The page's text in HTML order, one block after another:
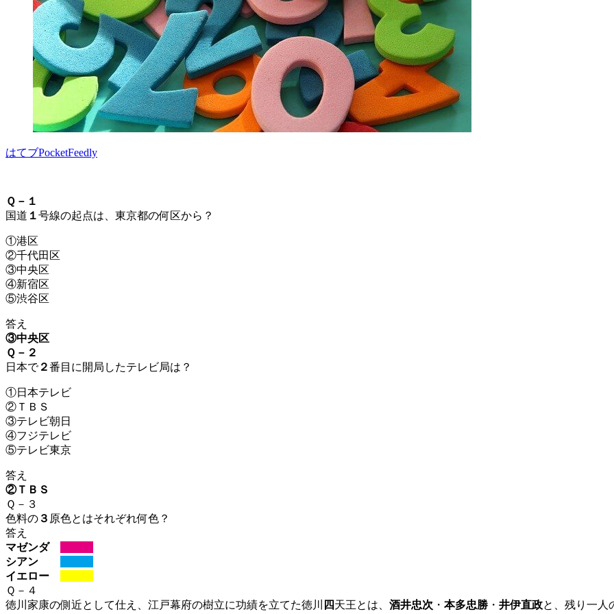
はてブPocketFeedly
Ｑ－１
国道 １号線の起点は、東京都の何区から？
①港区
②千代田区
③中央区
④新宿区
⑤渋谷区
答え
③中央区
Ｑ－２
日本で２番目に開局したテレビ局は？
①日本テレビ
②ＴＢＳ
③テレビ朝日
④フジテレビ
⑤テレビ東京
答え
②ＴＢＳ
Ｑ－３
色料の ３ 原色とはそれぞれ何色？
答え
マゼンダ
シアン
イエロー
Ｑ－４
徳川家康の側近として仕え、 江戸幕府の樹立に功績を立てた徳川 四天王とは、 酒井忠次 ・ 本多忠勝 ・ 井伊直政と、残り一人